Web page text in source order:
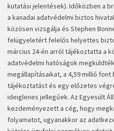
kutatási jelentések). Időközben a
a kanadai adatvédelmi biztos
közösen vizsgálja és Stephen
felügyeletért felelős helyettes
március 24-én arról tájékoztatta a
adatvédelmi hatóságok
megállapításaikat, a 4,59 millió font
tájékoztatást és egy előzetes
ideiglenes jellegűek. Az Egyesült
kezdeményezett a cég, hogy
folyamatot, ugyanakkor az